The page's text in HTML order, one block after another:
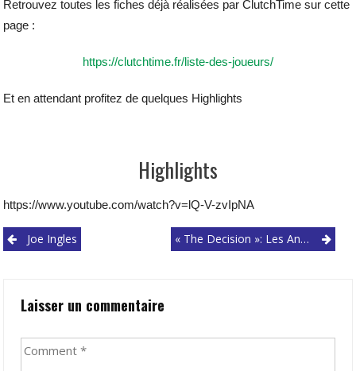
Retrouvez toutes les fiches déjà réalisées par ClutchTime sur cette
page :
https://clutchtime.fr/liste-des-joueurs/
Et en attendant profitez de quelques Highlights
Highlights
https://www.youtube.com/watch?v=lQ-V-zvIpNA
PostJoe Ingles « The Decision »: Les Anecdotes De Pat Riley
Laisser un commentaire